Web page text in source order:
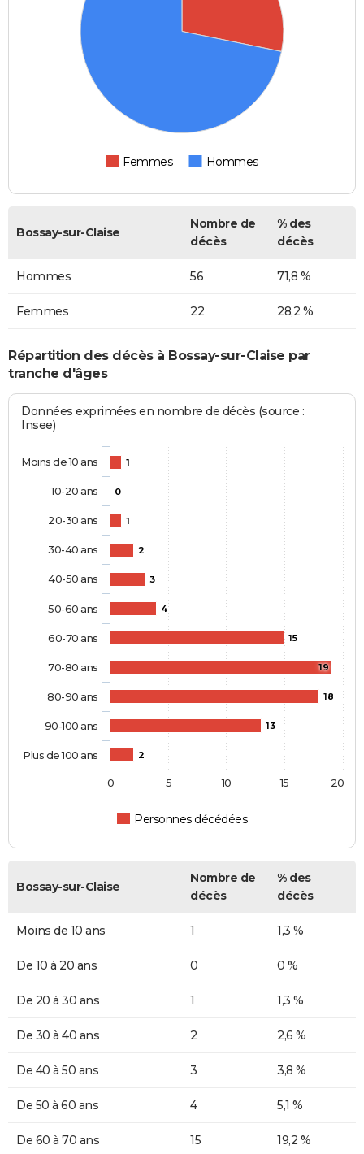
Femmes Hommes
Bossay-sur-Claise
Nombre de
décès
% des
décès
Hommes 56 71,8 %
Femmes 22 28,2 %
Répartition des décès à Bossay-sur-Claise par
tranche d'âges
Données exprimées en nombre de décès (source :
Insee)
1
0
1
2
3
4
15
19
18
13
2
Personnes décédées
Moins de 10 ans
10-20 ans
20-30 ans
30-40 ans
40-50 ans
50-60 ans
60-70 ans
70-80 ans
80-90 ans
90-100 ans
Plus de 100 ans
0 5 10 15 20
Bossay-sur-Claise
Nombre de
décès
% des
décès
Moins de 10 ans 1 1,3 %
De 10 à 20 ans 0 0 %
De 20 à 30 ans 1 1,3 %
De 30 à 40 ans 2 2,6 %
De 40 à 50 ans 3 3,8 %
De 50 à 60 ans 4 5,1 %
De 60 à 70 ans 15 19,2 %